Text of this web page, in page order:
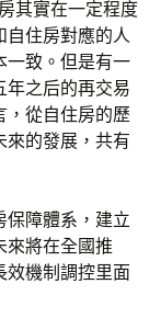
其實在一定程度
自住房對應的人
一致。但是有一
年之后的再交易
，從自住房的歷
來的發展，共有
保障體系，建立
來將在全國推
效機制調控里面